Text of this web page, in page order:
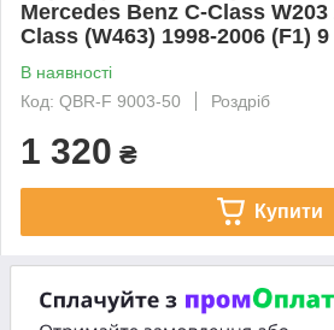
Mercedes Benz C-Class W203
Class (W463) 1998-2006 (F1)
В наявності
Код: QBR-F 9003-50
Роздріб
1 320 ₴
Купити